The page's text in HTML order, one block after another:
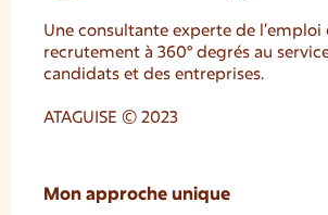
Une consultante experte de l’emploi
recrutement à 360° degrés au
candidats et des entreprises.
ATAGUISE © 2023
Mon approche unique